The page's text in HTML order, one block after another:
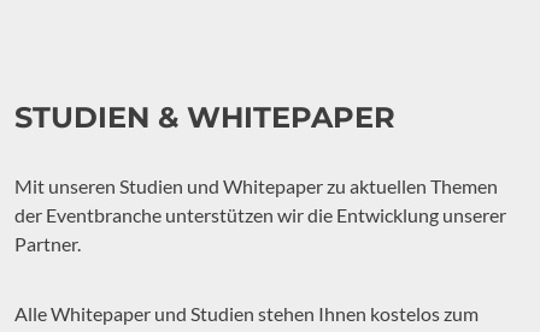
STUDIEN & WHITEPAPER
Mit unseren Studien und Whitepaper zu aktuellen Themen
der Eventbranche unterstützen wir die Entwicklung unserer
Partner.
Alle Whitepaper und Studien stehen Ihnen kostelos zum